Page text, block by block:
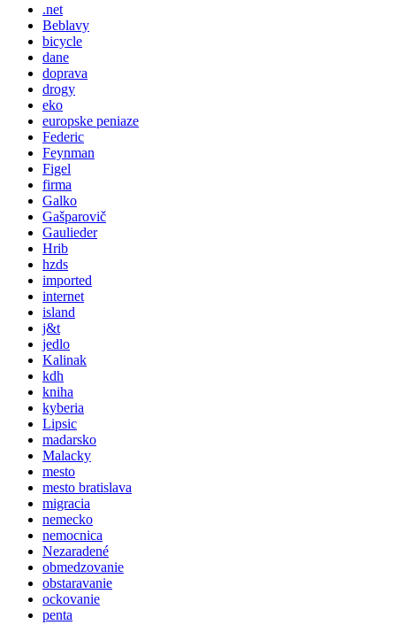
.net
Beblavy
bicycle
dane
doprava
drogy
eko
europske peniaze
Federic
Feynman
Figel
firma
Galko
Gašparovič
Gaulieder
Hrib
hzds
imported
internet
island
j&t
jedlo
Kalinak
kdh
kniha
kyberia
Lipsic
madarsko
Malacky
mesto
mesto bratislava
migracia
nemecko
nemocnica
Nezaradené
obmedzovanie
obstaravanie
ockovanie
penta